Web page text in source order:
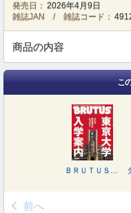
発売日： 2026年4月9日
雑誌JAN / 雑誌コード：
商品の内容
こ
前へ